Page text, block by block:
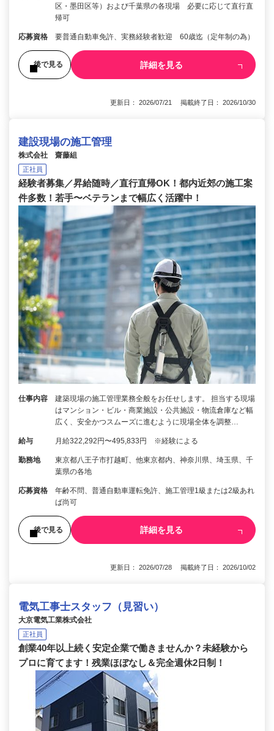
区・墨田区等）および千葉県の各現場 必要に応じて直行直
帰可
応募資格 要普通自動車免許、実務経験者歓迎 60歳迄（定年制の為）
後で見る 詳細を見る
更新日： 2026/07/21 掲載終了日： 2026/10/30
建設現場の施工管理
株式会社 齋藤組
正社員
経験者募集／昇給随時／直行直帰OK！都内近郊の施工案
件多数！若手〜ベテランまで幅広く活躍中！
仕事内容
建築現場の施工管理業務全般をお任せします。 担当する現場
はマンション・ビル・商業施設・公共施設・物流倉庫など幅
広く、安全かつスムーズに進むように現場全体を調整…
給与 月給322,292円〜495,833円 ※経験による
勤務地
東京都八王子市打越町、他東京都内、神奈川県、埼玉県、千
葉県の各地
応募資格
年齢不問、普通自動車運転免許、施工管理1級または2級あれ
ば尚可
後で見る 詳細を見る
更新日： 2026/07/28 掲載終了日： 2026/10/02
電気工事士スタッフ（見習い）
大京電気工業株式会社
正社員
創業40年以上続く安定企業で働きませんか？未経験から
プロに育てます！残業ほぼなし＆完全週休2日制！